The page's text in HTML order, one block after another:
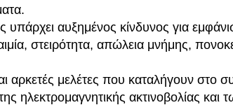
αυξημένος κίνδυνος για
στειρότητα, απώλεια μνήμης,
μελέτες που καταλήγουν στο
ηλεκτρομαγνητικής ακτινοβολίας